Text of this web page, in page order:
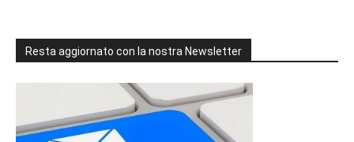
Resta aggiornato con la nostra Newsletter